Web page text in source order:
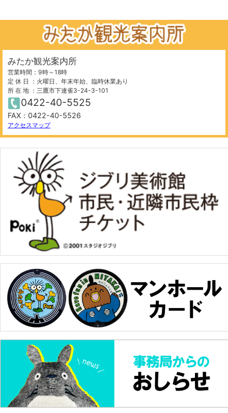
みたか観光案内所
営業時間：9時～18時
定 休 日 ：火曜日、年末年始、臨時休業あり
所 在 地 ：三鷹市下連雀3-24-3-101
0422-40-5525
FAX：0422-40-5526
アクセスマップ